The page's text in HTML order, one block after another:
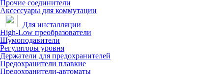
Прочие соединители
Аксессуары для коммутации
Для инсталляции
High-Low преобразователи
Шумоподавители
Регуляторы уровня
Держатели для предохранителей
Предохранители плавкие
Предохранители-автоматы